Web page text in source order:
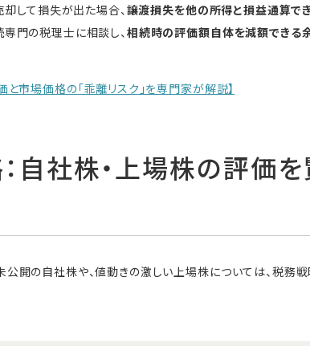
して損失が出た場合、譲渡損失を他の所得と損益通算で
門の税理士に相談し、相続時の評価額自体を減額できる
市場価格の「乖離リスク」を専門家が解説】
自社株・上場株の評価
開の自社株や、値動きの激しい上場株については、税務